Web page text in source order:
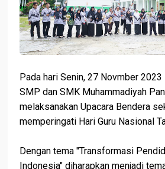
Pada hari Senin, 27 Novmber 2023
SMP dan SMK Muhammadiyah
melaksanakan Upacara Bendera
memperingati Hari Guru Nasional
Dengan tema "Transformasi
Indonesia" diharapkan menjadi